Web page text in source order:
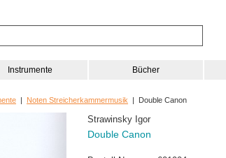
Instrumente Bücher
| Noten Streicherkammermusik | Double Canon
Strawinsky Igor
Double Canon